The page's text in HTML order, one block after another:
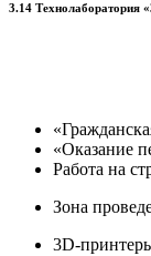
3.14 Технолаборатория
«Оказание
Работа на
Зона
3D-